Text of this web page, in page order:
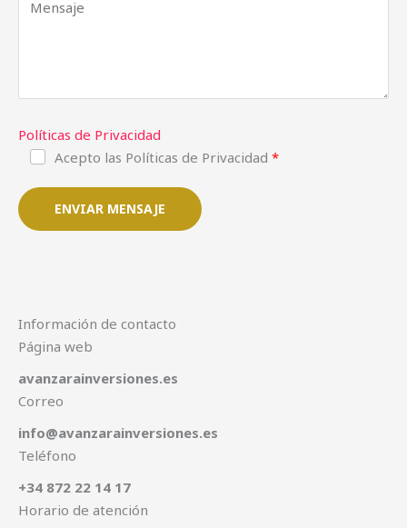
Políticas de Privacidad
Acepto las Políticas de Privacidad
ENVIAR MENSAJE
Información de contacto
Página web
avanzarainversiones.es
Correo
info@avanzarainversiones.es
Teléfono
+34 872 22 14 17
Horario de atención